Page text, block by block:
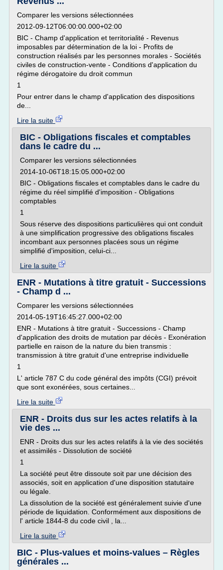
Comparer les versions sélectionnées
2012-09-12T06:00:00.000+02:00
BIC - Champ d'application et territorialité - Revenus
imposables par détermination de la loi - Profits de
construction réalisés par les personnes morales - Sociétés
civiles de construction-vente - Conditions d'application du
régime dérogatoire du droit commun
1
Pour entrer dans le champ d'application des dispositions
de...
Lire la suite
BIC - Obligations fiscales et comptables
dans le cadre du ...
Comparer les versions sélectionnées
2014-10-06T18:15:05.000+02:00
BIC - Obligations fiscales et comptables dans le cadre du
régime du réel simplifié d'imposition - Obligations
comptables
1
Sous réserve des dispositions particulières qui ont conduit
à une simplification progressive des obligations fiscales
incombant aux personnes placées sous un régime
simplifié d'imposition, celui-ci...
Lire la suite
ENR - Mutations à titre gratuit - Successions
- Champ d ...
Comparer les versions sélectionnées
2014-05-19T16:45:27.000+02:00
ENR - Mutations à titre gratuit - Successions - Champ
d'application des droits de mutation par décès - Exonération
partielle en raison de la nature du bien transmis :
transmission à titre gratuit d'une entreprise individuelle
1
L' article 787 C du code général des impôts (CGI) prévoit
que sont exonérées, sous certaines...
Lire la suite
ENR - Droits dus sur les actes relatifs à la
vie des ...
ENR - Droits dus sur les actes relatifs à la vie des sociétés
et assimilés - Dissolution de société
1
La société peut être dissoute soit par une décision des
associés, soit en application d'une disposition statutaire
ou légale.
La dissolution de la société est généralement suivie d'une
période de liquidation. Conformément aux dispositions de
l' article 1844-8 du code civil , la...
Lire la suite
BIC - Plus-values et moins-values – Règles
générales ...